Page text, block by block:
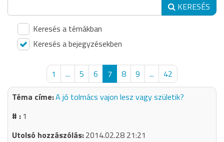
KERESÉS
Keresés a témákban
Keresés a bejegyzésekben
1 ... 5 6 7 8 9 ...
42
A jó tolmács vajon lesz vagy születik?
1
2014.02.28 21:21